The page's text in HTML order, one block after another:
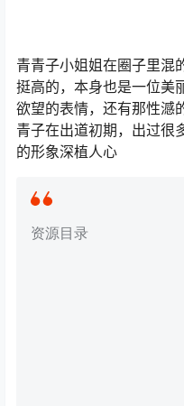
青青子小姐姐在圈子里混
挺高的，本身也是一位美
欲望的表情，还有那性澸
青子在出道初期，出过很
的形象深植人心
资源目录